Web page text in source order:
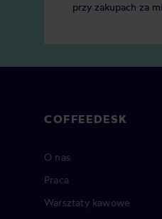
przy zakupach za
COFFEEDESK
O nas
Praca
Warsztaty kawowe